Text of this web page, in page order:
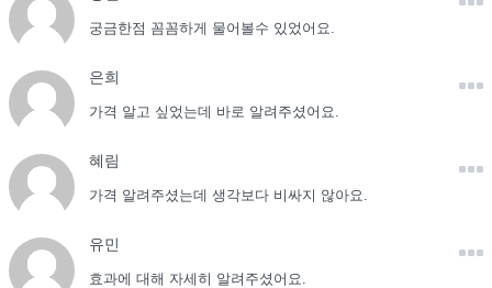
궁금한점 꼼꼼하게 물어볼수 있었어요.
은희
가격 알고 싶었는데 바로 알려주셨어요.
혜림
가격 알려주셨는데 생각보다 비싸지 않아요.
유민
효과에 대해 자세히 알려주셨어요.